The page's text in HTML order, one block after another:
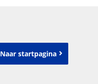
Naar startpagina